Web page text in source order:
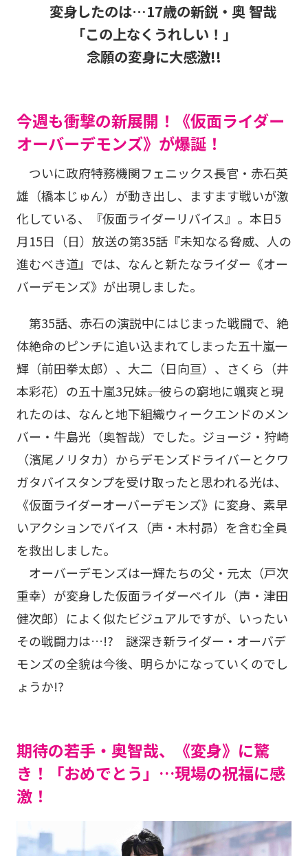
変身したのは…17歳の新鋭・奥 智哉
「この上なくうれしい！」
念願の変身に大感激!!
今週も衝撃の新展開！《仮面ライダー
オーバーデモンズ》が爆誕！
ついに政府特務機関フェニックス長官・赤石英
雄（橋本じゅん）が動き出し、ますます戦いが激
化している、『仮面ライダーリバイス』。本日5
月15日（日）放送の第35話『未知なる脅威、人の
進むべき道』では、なんと新たなライダー《オー
バーデモンズ》が出現しました。
第35話、赤石の演説中にはじまった戦闘で、絶
体絶命のピンチに追い込まれてしまった五十嵐一
輝（前田拳太郎）、大二（日向亘）、さくら（井
本彩花）の五十嵐3兄妹――。彼らの窮地に颯爽と現
れたのは、なんと地下組織ウィークエンドのメン
バー・牛島光（奥智哉）でした。ジョージ・狩崎
（濱尾ノリタカ）からデモンズドライバーとクワ
ガタバイスタンプを受け取ったと思われる光は、
《仮面ライダーオーバーデモンズ》に変身、素早
いアクションでバイス（声・木村昴）を含む全員
を救出しました。
オーバーデモンズは一輝たちの父・元太（戸次
重幸）が変身した仮面ライダーベイル（声・津田
健次郎）によく似たビジュアルですが、いったい
その戦闘力は…!? 謎深き新ライダー・オーバデ
モンズの全貌は今後、明らかになっていくのでし
ょうか!?
期待の若手・奥智哉、《変身》に驚
き！「おめでとう」…現場の祝福に感
激！